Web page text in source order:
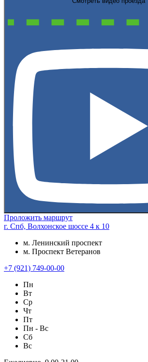
Проложить маршрут
г. Спб, Волхонское шоссе 4 к 10
м. Ленинский проспект
м. Проспект Ветеранов
+7 (921) 749-00-00
Пн
Вт
Ср
Чт
Пт
Пн - Вс
Сб
Вс